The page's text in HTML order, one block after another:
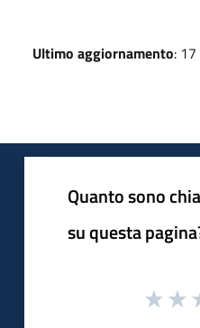
Ultimo aggiornamento:
Quanto sono
su questa